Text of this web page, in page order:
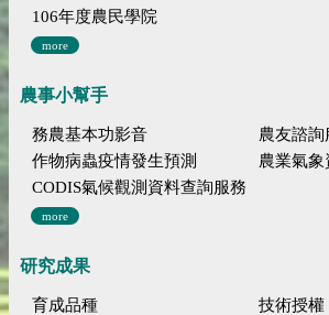
106年度農民學院
more
農事小幫手
務農基本功影音
農友諮詢
作物病蟲疫情發生預測
農業氣象
CODIS氣候觀測資料查詢服務
more
研究成果
育成品種
技術授權